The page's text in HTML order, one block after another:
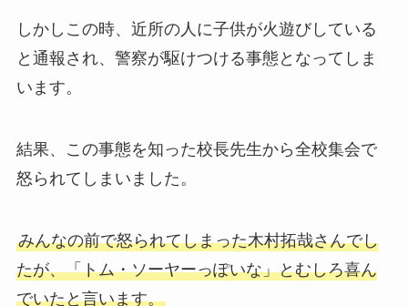
しかしこの時、近所の人に子供が火遊びしている
と通報され、警察が駆けつける事態となってしま
います。
結果、この事態を知った校長先生から全校集会で
怒られてしまいました。
みんなの前で怒られてしまった木村拓哉さんでし
たが、「トム・ソーヤーっぽいな」とむしろ喜ん
でいたと言います。